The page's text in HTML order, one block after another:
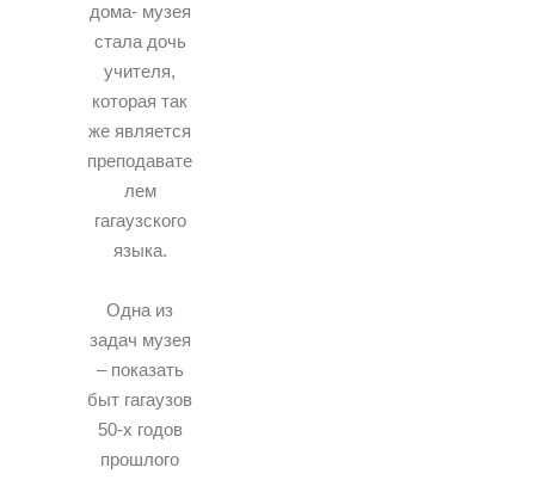
дома- музея
стала дочь
учителя,
которая так
же является
преподавате
лем
гагаузского
языка.
Одна из
задач музея
– показать
быт гагаузов
50-х годов
прошлого